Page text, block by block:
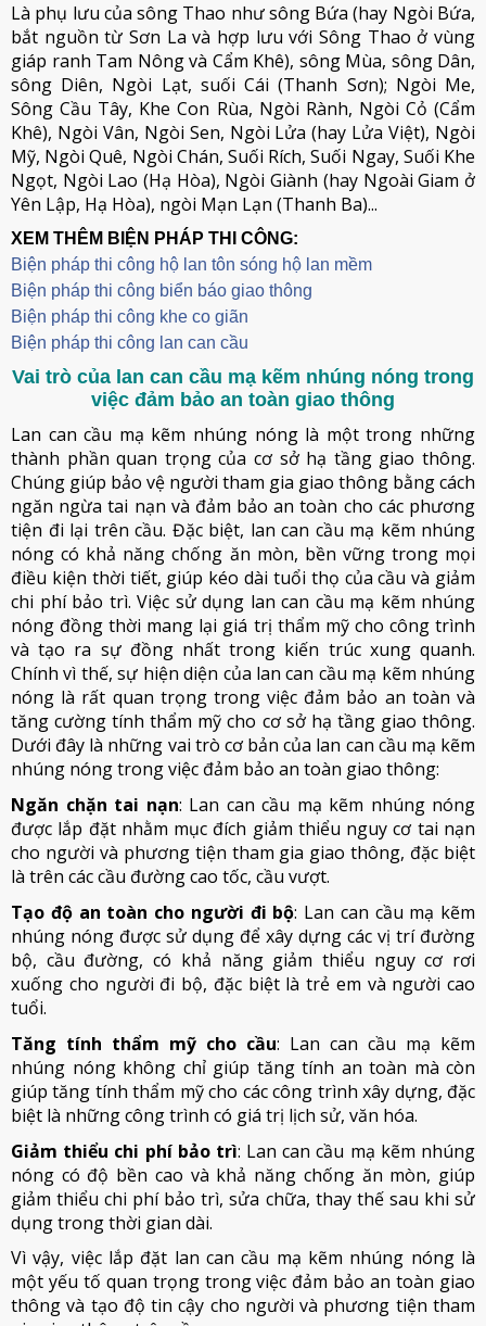
Là phụ lưu của sông Thao như sông Bứa (hay Ngòi Bứa,
bắt nguồn từ Sơn La và hợp lưu với Sông Thao ở vùng
giáp ranh Tam Nông và Cẩm Khê), sông Mùa, sông Dân,
sông Diên, Ngòi Lạt, suối Cái (Thanh Sơn); Ngòi Me,
Sông Cầu Tây, Khe Con Rùa, Ngòi Rành, Ngòi Cỏ (Cẩm
Khê), Ngòi Vân, Ngòi Sen, Ngòi Lửa (hay Lửa Việt), Ngòi
Mỹ, Ngòi Quê, Ngòi Chán, Suối Rích, Suối Ngay, Suối Khe
Ngọt, Ngòi Lao (Hạ Hòa), Ngòi Giành (hay Ngoài Giam ở
Yên Lập, Hạ Hòa), ngòi Mạn Lạn (Thanh Ba)...
XEM THÊM BIỆN PHÁP THI CÔNG:
Biện pháp thi công hộ lan tôn sóng hộ lan mềm
Biện pháp thi công biển báo giao thông
Biện pháp thi công khe co giãn
Biện pháp thi công lan can cầu
Vai trò của lan can cầu mạ kẽm nhúng nóng trong
việc đảm bảo an toàn giao thông
Lan can cầu mạ kẽm nhúng nóng là một trong những
thành phần quan trọng của cơ sở hạ tầng giao thông.
Chúng giúp bảo vệ người tham gia giao thông bằng cách
ngăn ngừa tai nạn và đảm bảo an toàn cho các phương
tiện đi lại trên cầu. Đặc biệt, lan can cầu mạ kẽm nhúng
nóng có khả năng chống ăn mòn, bền vững trong mọi
điều kiện thời tiết, giúp kéo dài tuổi thọ của cầu và giảm
chi phí bảo trì. Việc sử dụng lan can cầu mạ kẽm nhúng
nóng đồng thời mang lại giá trị thẩm mỹ cho công trình
và tạo ra sự đồng nhất trong kiến trúc xung quanh.
Chính vì thế, sự hiện diện của lan can cầu mạ kẽm nhúng
nóng là rất quan trọng trong việc đảm bảo an toàn và
tăng cường tính thẩm mỹ cho cơ sở hạ tầng giao thông.
Dưới đây là những vai trò cơ bản của lan can cầu mạ kẽm
nhúng nóng trong việc đảm bảo an toàn giao thông:
Ngăn chặn tai nạn: Lan can cầu mạ kẽm nhúng nóng
được lắp đặt nhằm mục đích giảm thiểu nguy cơ tai nạn
cho người và phương tiện tham gia giao thông, đặc biệt
là trên các cầu đường cao tốc, cầu vượt.
Tạo độ an toàn cho người đi bộ: Lan can cầu mạ kẽm
nhúng nóng được sử dụng để xây dựng các vị trí đường
bộ, cầu đường, có khả năng giảm thiểu nguy cơ rơi
xuống cho người đi bộ, đặc biệt là trẻ em và người cao
tuổi.
Tăng tính thẩm mỹ cho cầu: Lan can cầu mạ kẽm
nhúng nóng không chỉ giúp tăng tính an toàn mà còn
giúp tăng tính thẩm mỹ cho các công trình xây dựng, đặc
biệt là những công trình có giá trị lịch sử, văn hóa.
Giảm thiểu chi phí bảo trì: Lan can cầu mạ kẽm nhúng
nóng có độ bền cao và khả năng chống ăn mòn, giúp
giảm thiểu chi phí bảo trì, sửa chữa, thay thế sau khi sử
dụng trong thời gian dài.
Vì vậy, việc lắp đặt lan can cầu mạ kẽm nhúng nóng là
một yếu tố quan trọng trong việc đảm bảo an toàn giao
thông và tạo độ tin cậy cho người và phương tiện tham